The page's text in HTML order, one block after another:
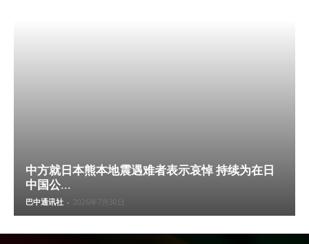
中方就日本熊本地震遇难者表示哀悼 持续为在日
中国公...
巴中通讯社 - 2026年7月30日